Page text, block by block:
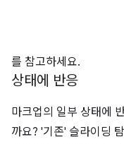
를 참고하세요.
상태에 반응
마크업의 일부 상태에
까요? '기존' 슬라이딩